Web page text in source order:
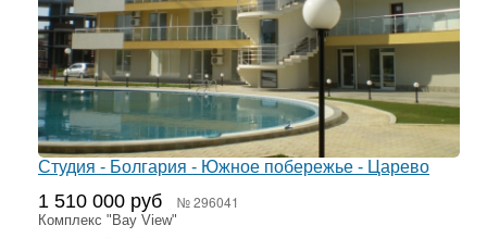
Студия - Болгария - Южное побережье - Царево
1 510 000 руб № 296041
Комплекс "Bay View"